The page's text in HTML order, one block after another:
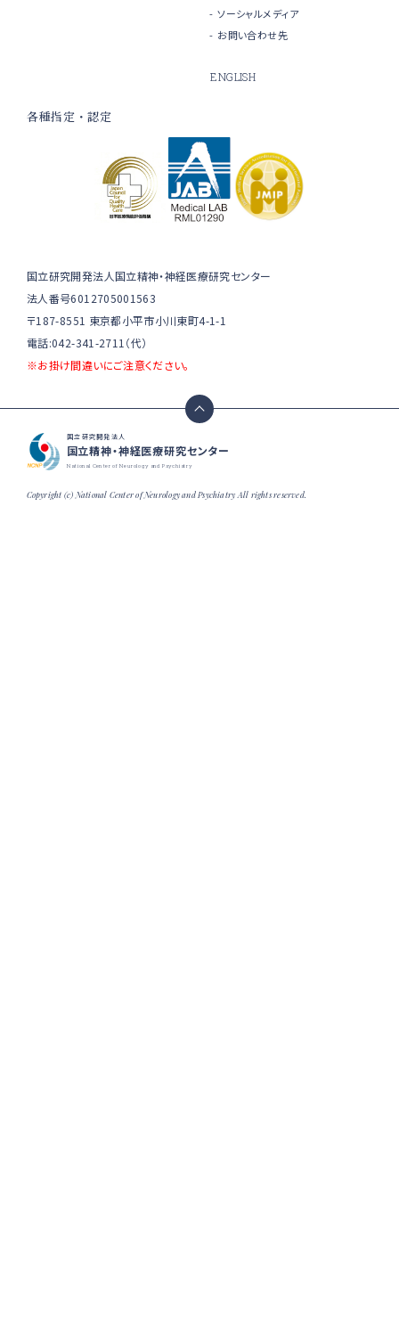
ソーシャルメディア
お問い合わせ先
ENGLISH
各種指定・認定
国立研究開発法人国立精神・神経医療研究センター
法人番号6012705001563
〒187-8551 東京都小平市小川東町4-1-1
電話:042-341-2711（代）
※お掛け間違いにご注意ください。
国立研究開発法人
国立精神・神経医療研究センター
National Center of Neurology and Psychiatry
Copyright (c) National Center of Neurology and Psychiatry All rights reserved.